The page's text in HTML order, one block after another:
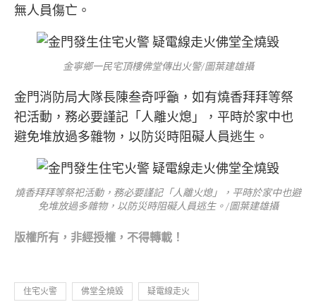
無人員傷亡。
金寧鄉一民宅頂樓佛堂傳出火警/圖葉建雄攝
金門消防局大隊長陳叁奇呼籲，如有燒香拜拜等祭
祀活動，務必要謹記「人離火熄」，平時於家中也
避免堆放過多雜物，以防災時阻礙人員逃生。
燒香拜拜等祭祀活動，務必要謹記「人離火熄」，平時於家中也避
免堆放過多雜物，以防災時阻礙人員逃生。/圖葉建雄攝
版權所有，非經授權，不得轉載！
住宅火警 佛堂全燒毀 疑電線走火